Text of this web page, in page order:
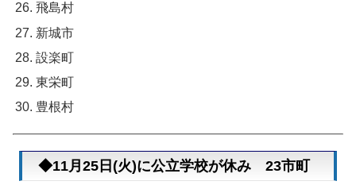
飛島村
新城市
設楽町
東栄町
豊根村
◆11月25日(火)に公立学校が休み 23市町